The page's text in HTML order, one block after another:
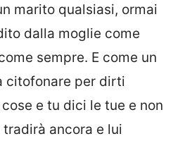
marito qualsiasi, ormai
dalla moglie come
sempre. E come un
citofonare per dirti
e tu dici le tue e non
ancora e lui